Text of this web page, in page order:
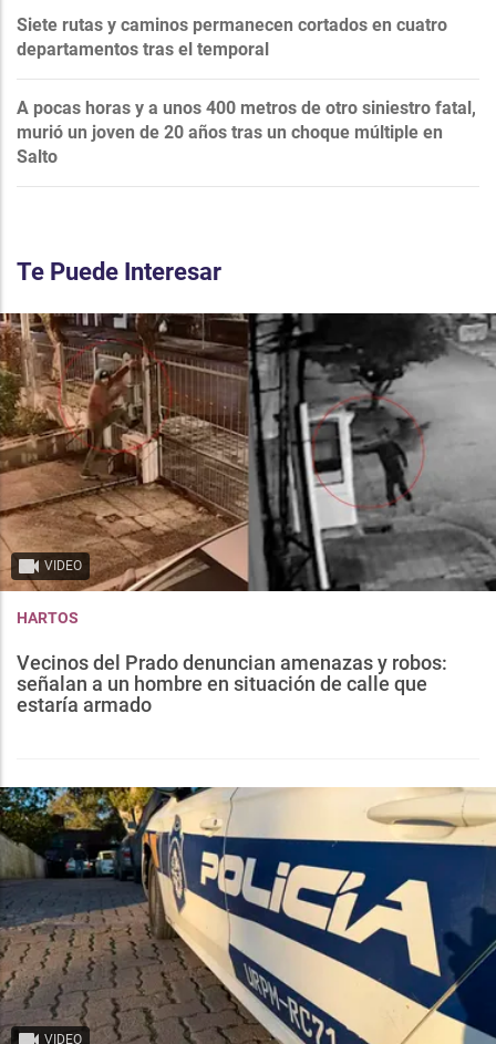
Siete rutas y caminos permanecen cortados en cuatro
departamentos tras el temporal
A pocas horas y a unos 400 metros de otro siniestro fatal,
murió un joven de 20 años tras un choque múltiple en
Salto
Te Puede Interesar
VIDEO
HARTOS
Vecinos del Prado denuncian amenazas y robos:
señalan a un hombre en situación de calle que
estaría armado
VIDEO